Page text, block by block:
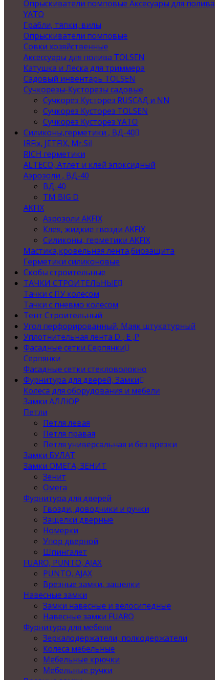
Опрыскиватели помповые Аксесуары для полива
YATO
Грабли, тяпки, вилы
Опрыскиватели помповые
Совки хозяйственные
Аксессуары для полива TOLSEN
Катушка и Леска для триммера
Садовый инвентарь TOLSEN
Сучкорезы-Кусторезы садовые
Сучкорез Кусторез RUSСАД и NN
Сучкорез Кусторез TOLSEN
Сучкорез Кусторез YATO
Силиконы,герметики , ВД-40
IRFix, JETFIX, Mr.Sil
RICH герметики
ALTECO, Атлет и клей эпоксидный
Аэрозоли , ВД-40
ВД-40
TM BIG D
AKFIX
Аэрозоли AKFIX
Клея, жидкие гвозди AKFIX
Силиконы, герметики AKFIX
Мастика,кровельная лента,биозащита
Герметики силиконовые
Скобы строительные
ТАЧКИ СТРОИТЕЛЬНЫЕ
Тачки с ПУ колесом
Тачки с пневмо колесом
Тент Строительный
Угол перфорированный, Маяк штукатурный
Уплотнительная лента D , Е ,P
Фасадные сетки Серпянки
Серпянки
Фасадные сетки стекловолокно
Фурнитура для дверей, Замки
Колеса для оборудования и мебели
Замки АЛЛЮР
Петли
Петля левая
Петля правая
Петля универсальная и без врезки
Замки БУЛАТ
Замки ОМЕГА, ЗЕНИТ
Зенит
Омега
Фурнитура для дверей
Гвозди, доводчики и ручки
Защелки дверные
Номерки
Упор дверной
Шпингалет
FUARO, PUNTO, AJAX
PUNTO, AJAX
Врезные замки, защелки
Навесные замки
Замки навесные и велосипедные
Навесные замки FUARO
Фурнитура для мебели
Зеркалодержатели, полкодержатели
Колеса мебельные
Мебельные крючки
Мебельные ручки